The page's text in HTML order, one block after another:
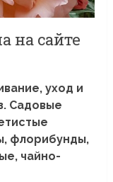
на сайте
уход и
Садовые
флорибунды,
чайно-